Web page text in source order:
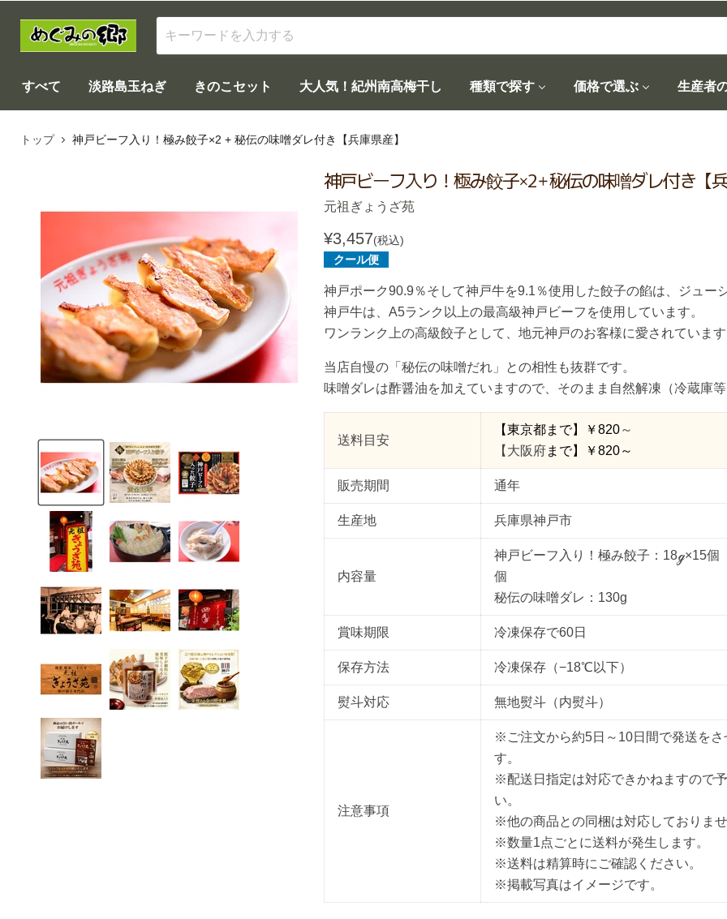
すべて 淡路島玉ねぎ きのこセット 大人気！紀州南高梅干し 種類で探す 価格で選ぶ 生産者
トップ 神戸ビーフ入り！極み餃子×2 + 秘伝の味噌ダレ付き【兵庫県産】
神戸ビーフ入り！極み餃子×2 + 秘伝の味噌ダレ付き【兵
元祖ぎょうざ苑
¥3,457(税込)
クール便
神戸ポーク90.9％そして神戸牛を9.1％使用した餃子の餡は、ジュー
神戸牛は、A5ランク以上の最高級神戸ビーフを使用しています。
ワンランク上の高級餃子として、地元神戸のお客様に愛されています
当店自慢の「秘伝の味噌だれ」との相性も抜群です。
味噌ダレは酢醤油を加えていますので、そのまま自然解凍（冷蔵庫
送料目安
【東京都まで】￥820～
【大阪府まで】￥820～
販売期間 通年
生産地 兵庫県神戸市
内容量
神戸ビーフ入り！極み餃子：18ℊ×15
個
秘伝の味噌ダレ：130g
賞味期限 冷凍保存で60日
保存方法 冷凍保存（−18℃以下）
熨斗対応 無地熨斗（内熨斗）
注意事項
※ご注文から約5日～10日間で発送をさ
す。
※配送日指定は対応できかねますので
い。
※他の商品との同梱は対応しておりませ
※数量1点ごとに送料が発生します。
※送料は精算時にご確認ください。
※掲載写真はイメージです。